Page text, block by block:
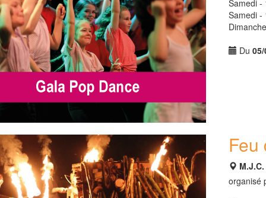
Samedi -
Samedi -
Du
Feu
organisé